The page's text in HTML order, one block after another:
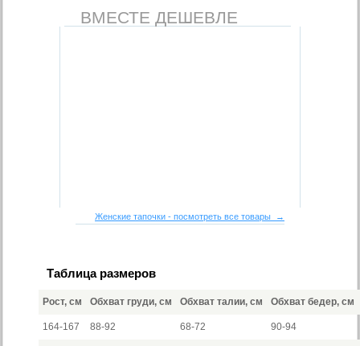
ВМЕСТЕ ДЕШЕВЛЕ
Женские тапочки - посмотреть все товары →
Таблица размеров
Рост, см Обхват груди, см Обхват талии, см Обхват бедер, см
164-167 88-92 68-72 90-94